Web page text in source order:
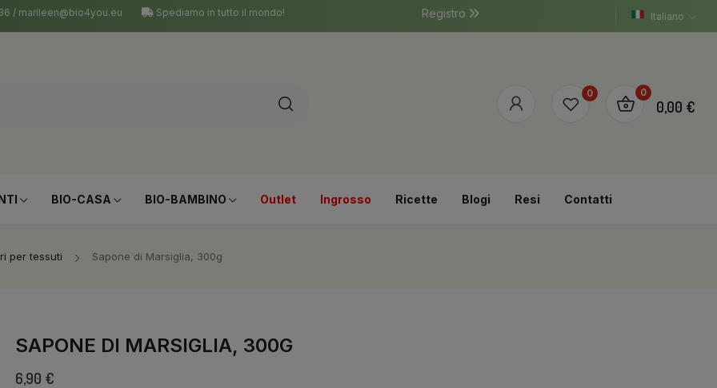
/ marileen@bio4you.eu Spediamo in tutto il mondo! Italiano
Registro
0 0
0,00 €
BIO-CASA BIO-BAMBINO Outlet Ingrosso Ricette Blogi Resi Contatti
per tessuti Sapone di Marsiglia, 300g
SAPONE DI MARSIGLIA, 300G
6,90 €